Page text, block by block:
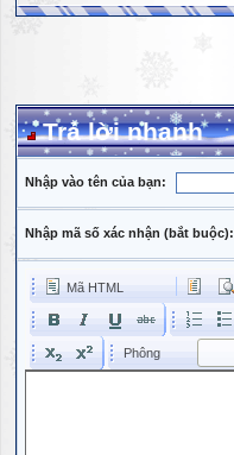
Trả lời nhanh
Nhập vào tên của bạn:
Nhập mã số xác nhận (bắt buộc):
Mã HTML
Phông Phông